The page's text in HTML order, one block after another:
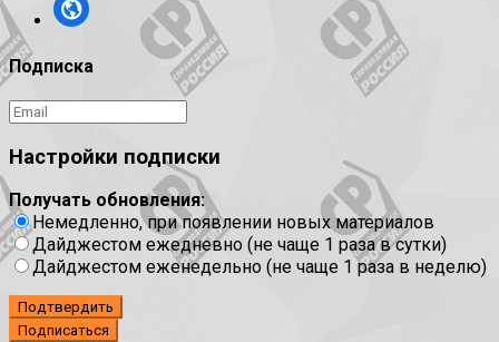
Подписка
Настройки подписки
Получать обновления:
Немедленно, при появлении новых материалов
Дайджестом ежедневно (не чаще 1 раза в сутки)
Дайджестом еженедельно (не чаще 1 раза в неделю)
Подтвердить